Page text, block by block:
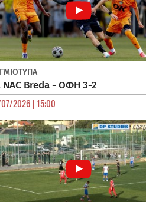
NAC Breda - ΟΦΗ 3-2
2026 | 15:00